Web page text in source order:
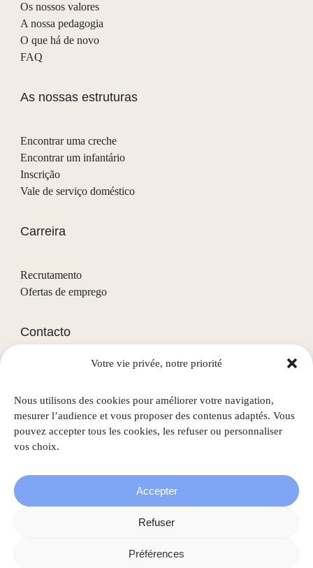
Votre vie privée, notre priorité
Nous utilisons des cookies pour améliorer votre navigation,
mesurer l’audience et vous proposer des contenus adaptés. Vous
pouvez accepter tous les cookies, les refuser ou personnaliser
vos choix.
Accepter
Refuser
Préférences
Os nossos valores
A nossa pedagogia
O que há de novo
FAQ
As nossas estruturas
Encontrar uma creche
Encontrar um infantário
Inscrição
Vale de serviço doméstico
Carreira
Recrutamento
Ofertas de emprego
Contacto
L-3911 Mondercange
Nascht • Todos os direitos reservados |